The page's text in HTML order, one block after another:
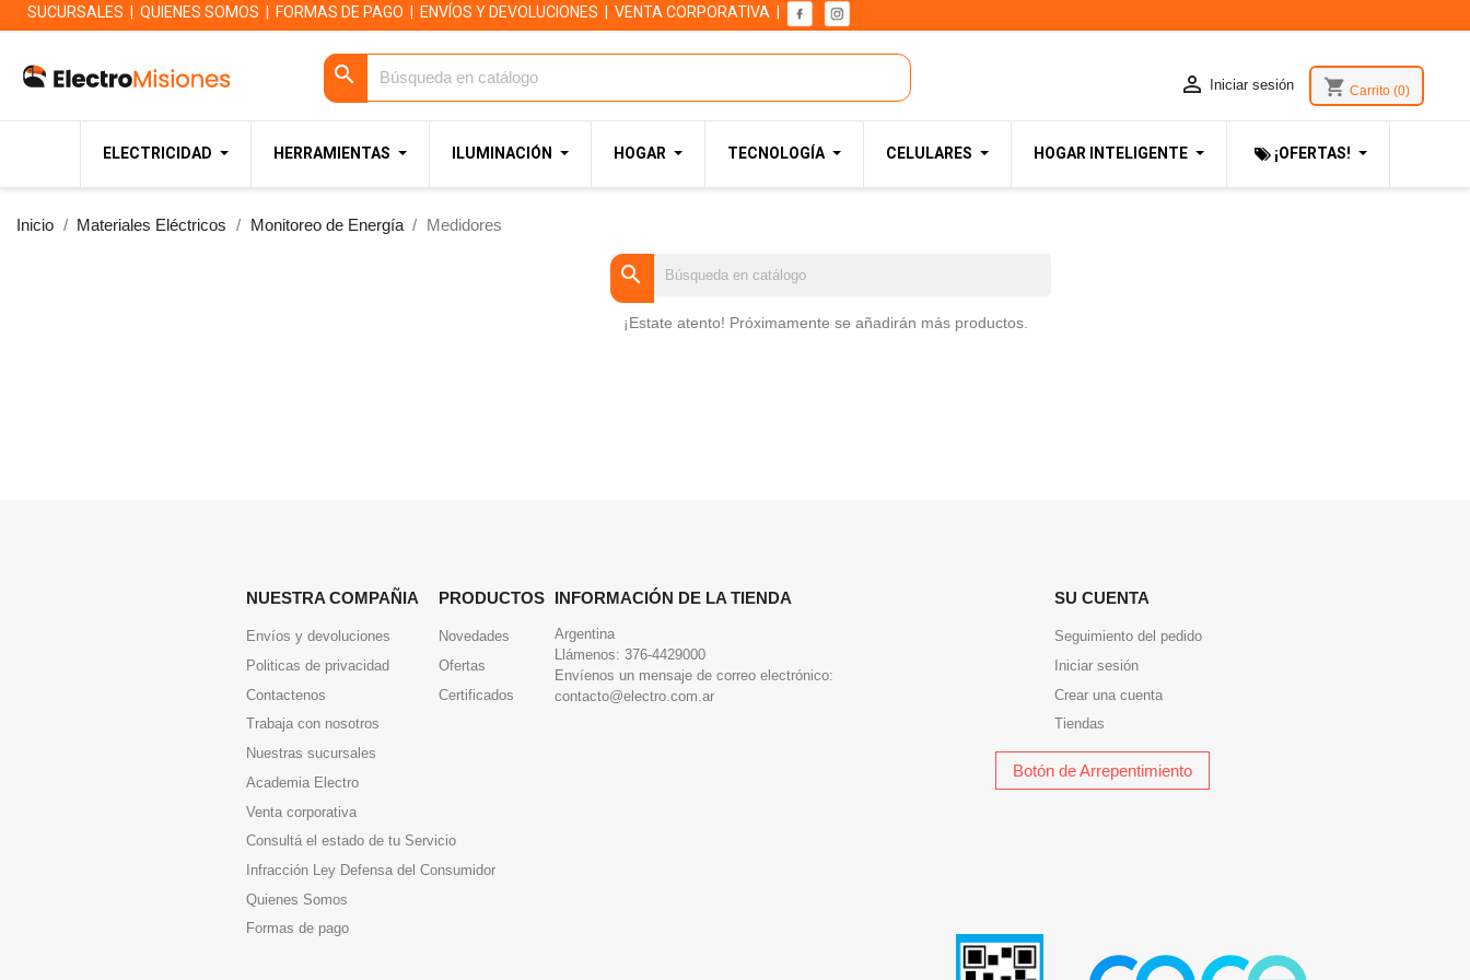
SUCURSALES QUIENES SOMOS FORMAS DE PAGO ENVÍOS Y DEVOLUCIONES VENTA CORPORATIVA
 Iniciar sesión shopping_cart Carrito (0)
search
ELECTRICIDAD HERRAMIENTAS ILUMINACIÓN HOGAR TECNOLOGÍA CELULARES HOGAR INTELIGENTE ¡OFERTAS!
Inicio Materiales Eléctricos Monitoreo de Energía Medidores
No hay productos disponibles
¡Estate atento! Próximamente se añadirán más productos.
search
NUESTRA COMPAÑIA
Envíos y devoluciones
Politicas de privacidad
Contactenos
Trabaja con nosotros
Nuestras sucursales
Academia Electro
Venta corporativa
Consultá el estado de tu Servicio
Infracción Ley Defensa del Consumidor
Quienes Somos
Formas de pago
PRODUCTOS
Novedades
Ofertas
Certificados
INFORMACIÓN DE LA TIENDA
Argentina
Llámenos: 376-4429000
Envíenos un mensaje de correo electrónico:
contacto@electro.com.ar
SU CUENTA
Seguimiento del pedido
Iniciar sesión
Crear una cuenta
Tiendas
Botón de Arrepentimiento